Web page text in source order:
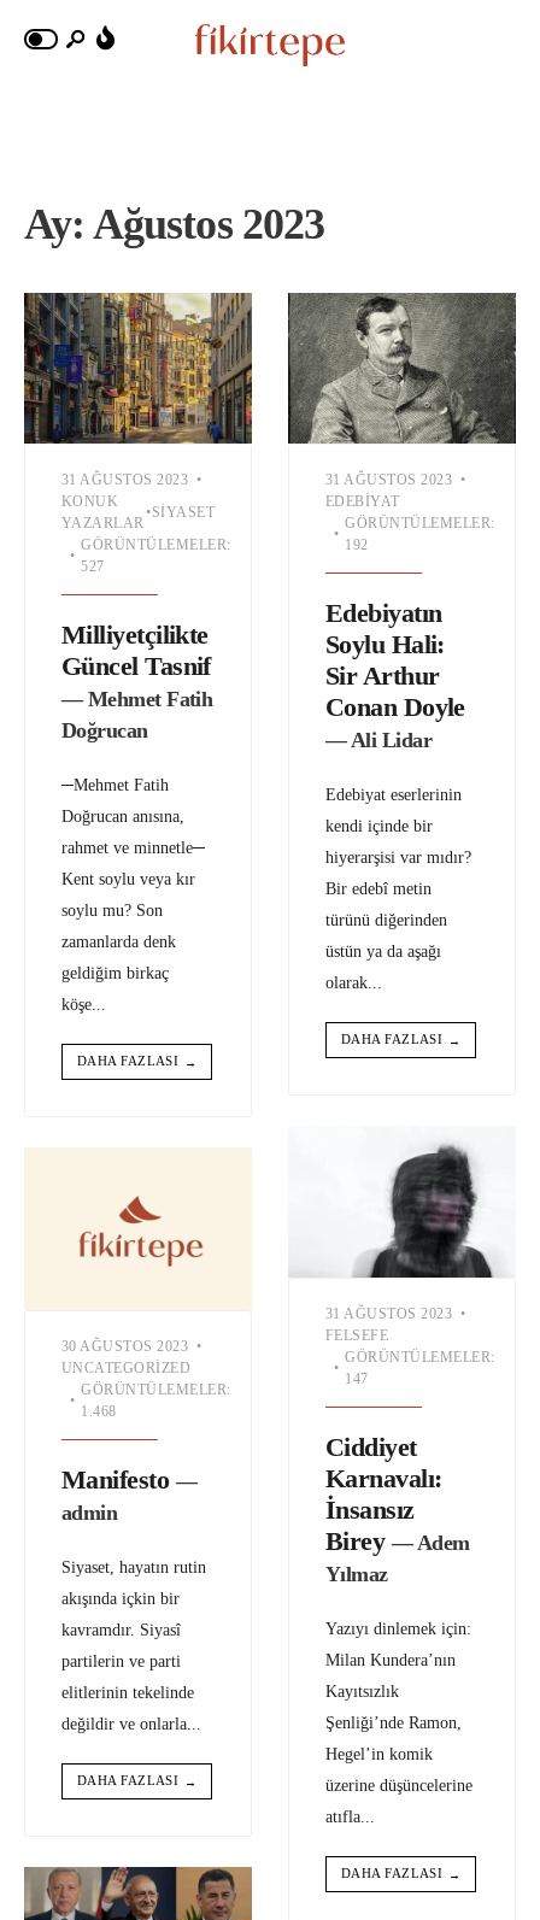
Ay: Ağustos 2023
31 AĞUSTOS 2023 •
KONUK
YAZARLAR
•SIYASET
•
GÖRÜNTÜLEMELER:
527
Milliyetçilikte
Güncel Tasnif
— Mehmet Fatih
Doğrucan
─Mehmet Fatih
Doğrucan anısına,
rahmet ve minnetle─
Kent soylu veya kır
soylu mu? Son
zamanlarda denk
geldiğim birkaç
köşe...
DAHA FAZLASI →
31 AĞUSTOS 2023 •
EDEBIYAT
•
GÖRÜNTÜLEMELER:
192
Edebiyatın
Soylu Hali:
Sir Arthur
Conan Doyle
— Ali Lidar
Edebiyat eserlerinin
kendi içinde bir
hiyerarşisi var mıdır?
Bir edebî metin
türünü diğerinden
üstün ya da aşağı
olarak...
DAHA FAZLASI →
31 AĞUSTOS 2023 •
FELSEFE
•
GÖRÜNTÜLEMELER:
147
Ciddiyet
Karnavalı:
İnsansız
Birey — Adem
Yılmaz
Yazıyı dinlemek için:
Milan Kundera’nın
Kayıtsızlık
Şenliği’nde Ramon,
Hegel’in komik
üzerine düşüncelerine
atıfla
DAHA FAZLASI →
30 AĞUSTOS 2023 •
UNCATEGORIZED
•
GÖRÜNTÜLEMELER:
1.468
Manifesto —
admin
Siyaset, hayatın rutin
akışında içkin bir
kavramdır. Siyasî
partilerin ve parti
elitlerinin tekelinde
değildir ve onlarla
DAHA FAZLASI →